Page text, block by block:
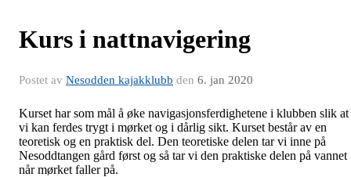
Kurs i nattnavigering
Postet av Nesodden kajakklubb den 6. jan 2020
Kurset har som mål å øke navigasjonsferdighetene i klubben slik at
vi kan ferdes trygt i mørket og i dårlig sikt. Kurset består av en
teoretisk og en praktisk del. Den teoretiske delen tar vi inne på
Nesoddtangen gård først og så tar vi den praktiske delen på vannet
når mørket faller på.